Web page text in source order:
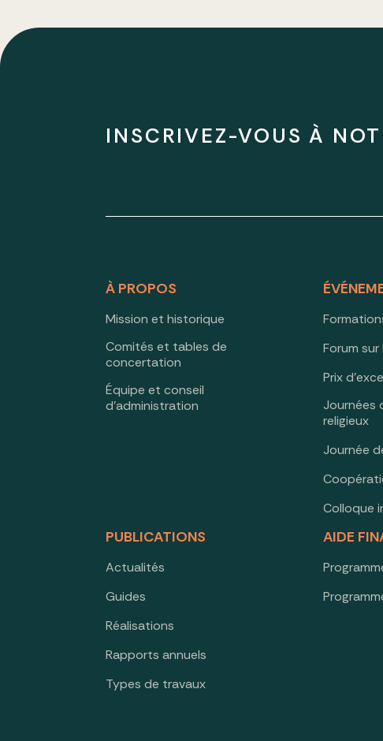
INSCRIVEZ-VOUS À
À PROPOS
Mission et historique
Comités et tables de
concertation
Équipe et conseil
d’administration
Forum
Prix
Journées
religieux
Journée
Colloque
PUBLICATIONS
Actualités
Guides
Réalisations
Rapports annuels
Types de travaux
AIDE